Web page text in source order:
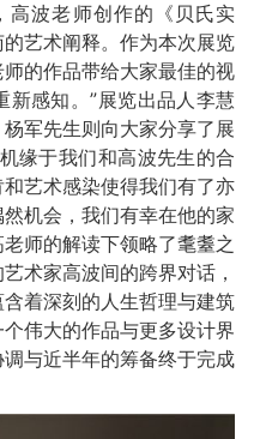
高波老师创作的《贝氏实
艺术阐释。作为本次展览
的作品带给大家最佳的视
感知。”展览出品人李慧
军先生则向大家分享了展
缘于我们和高波先生的合
艺术感染使得我们有了亦
机会，我们有幸在他的家
师的解读下领略了耄耋之
术家高波间的跨界对话，
着深刻的人生哲理与建筑
伟大的作品与更多设计界
与近半年的筹备终于完成